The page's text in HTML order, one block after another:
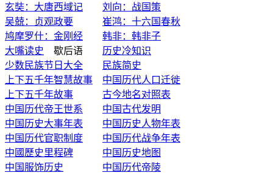
玄奘：大唐西域记
刘向：战国策
吴兢：贞观政要
崔鸿：十六国春秋
鸠摩罗什：金刚经
韩非：韩非子
大嘴读史 歇后语 历史冷知识
少数民族节日大全
民族简史
上下五千年智慧故事
中国历代人口迁徙
上下五千年故事
古今地名对照表
中国历代帝王世系
中国古代发明
中国历史大事年表
中国历史人物年表
中国历代官职制度
中国历代战争年表
中國歷史里程碑
中国历史地图
中国服饰历史
中国历代帝陵